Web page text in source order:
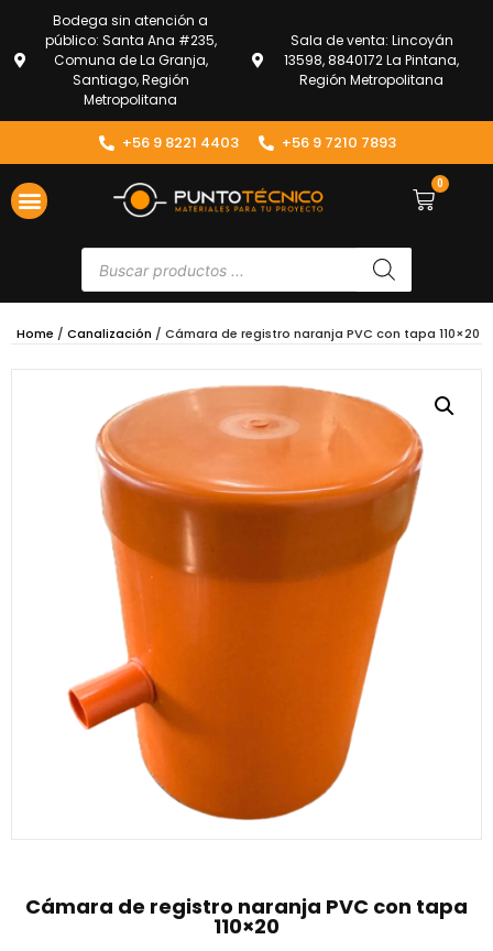
Bodega sin atención a
público: Santa Ana #235,
Comuna de La Granja,
Santiago, Región
Metropolitana
Sala de venta: Lincoyán
13598, 8840172 La Pintana,
Región Metropolitana
+56 9 8221 4403 +56 9 7210 7893
0
Home / Canalización / Cámara de registro naranja PVC con tapa 110×20
Cámara de registro naranja PVC con tapa
110×20